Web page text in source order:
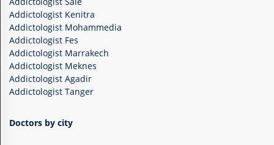
Addictologist Kenitra
Addictologist Mohammedia
Addictologist Fes
Addictologist Marrakech
Addictologist Meknes
Addictologist Agadir
Addictologist Tanger
Doctors by city